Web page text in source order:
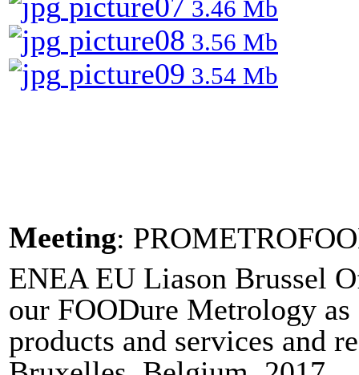
3.46 Mb
picture08 3.56 Mb
picture09 3.54 Mb
Meeting:
ENEA EU Liason Brussel
our FOODure Metrology
products and services and